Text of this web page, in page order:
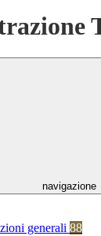
navigazione
generali 88